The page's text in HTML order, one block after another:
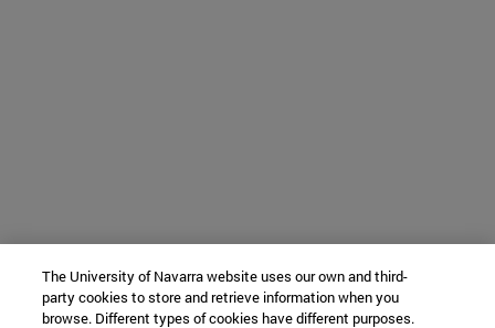
The University of Navarra website uses our own and third-
party cookies to store and retrieve information when you
browse. Different types of cookies have different purposes.